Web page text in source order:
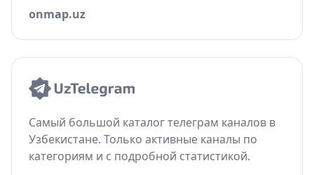
onmap.uz
Самый большой каталог телеграм каналов в
Узбекистане. Только активные каналы по
категориям и с подробной статистикой.